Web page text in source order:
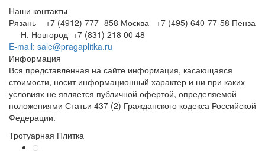
Наши контакты
Рязань +7 (4912) 777- 858 Москва +7 (495) 640-77-58 Пенза
Н. Новгород +7 (831) 218 00 48
E-mail: sale@pragaplitka.ru
Информация
Вся представленная на сайте информация, касающаяся
стоимости, носит информационный характер и ни при каких
условиях не является публичной офертой, определяемой
положениями Статьи 437 (2) Гражданского кодекса Российской
Федерации.
Тротуарная Плитка